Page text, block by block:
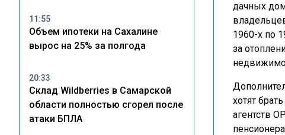
11:55
Объем ипотеки на Сахалине
вырос на 25% за полгода
20:33
Склад Wildberries в Самарской
области полностью сгорел после
атаки БПЛА
дачных
1960-х по
за
хотят
агентств